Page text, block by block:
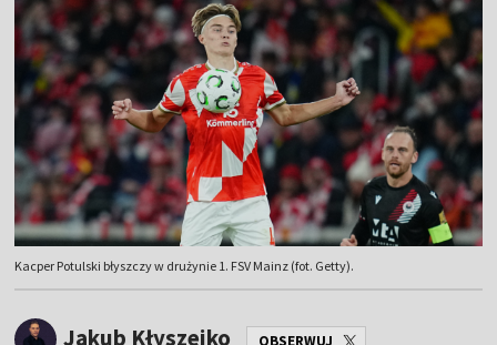
Kacper Potulski błyszczy w drużynie 1. FSV Mainz (fot. Getty).
Jakub Kłyszejko OBSERWUJ